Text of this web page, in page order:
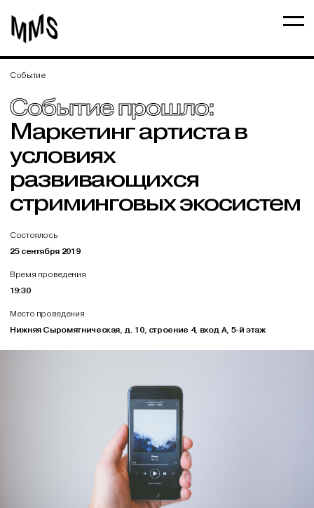
Событие
Событие прошло:
Маркетинг артиста в
условиях
развивающихся
стриминговых экосистем
Состоялось
25 сентября 2019
Время проведения
19:30
Место проведения
Нижняя Сыромятническая, д. 10, строение 4, вход А, 5-й этаж